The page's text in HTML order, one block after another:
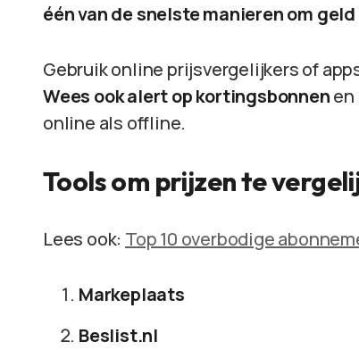
één van de snelste manieren om
Gebruik online prijsvergelijkers of
Wees ook alert op kortingsbonnen
online als offline.
Tools om prijzen te
Lees ook: Top 10 overbodige
Markeplaats
Beslist.nl